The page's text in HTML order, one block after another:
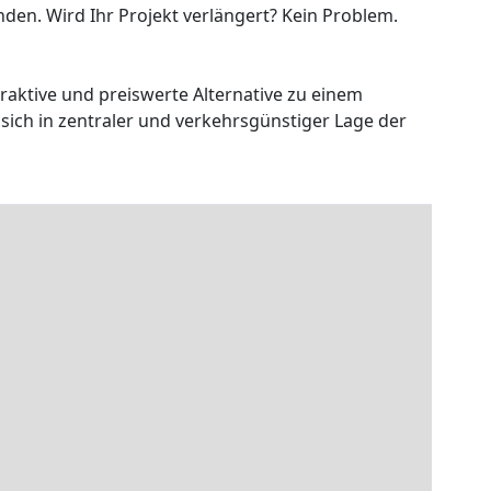
Wird Ihr Projekt verlängert? Kein Problem.
und preiswerte Alternative zu einem
in zentraler und verkehrsgünstiger Lage der